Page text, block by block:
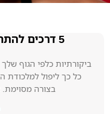
5 דרכים להתחיל לאהוב את הגוף שלך
ביקורתיות כלפי הגוף
כל כך ליפול למלכודת
בצורה מסוימת.